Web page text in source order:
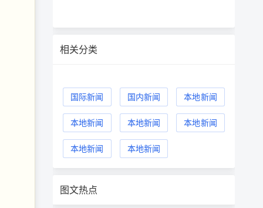
相关分类
国际新闻 国内新闻 本地新闻
本地新闻 本地新闻 本地新闻
本地新闻 本地新闻
图文热点